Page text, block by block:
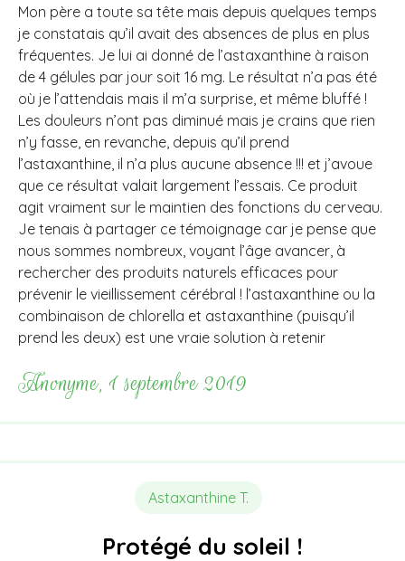
Mon père a toute sa tête mais depuis quelques temps
je constatais qu’il avait des absences de plus en plus
fréquentes. Je lui ai donné de l’astaxanthine à raison
de 4 gélules par jour soit 16 mg. Le résultat n’a pas été
où je l’attendais mais il m’a surprise, et même bluffé !
Les douleurs n’ont pas diminué mais je crains que rien
n’y fasse, en revanche, depuis qu’il prend
l’astaxanthine, il n’a plus aucune absence !!! et j’avoue
que ce résultat valait largement l’essais. Ce produit
agit vraiment sur le maintien des fonctions du cerveau.
Je tenais à partager ce témoignage car je pense que
nous sommes nombreux, voyant l’âge avancer, à
rechercher des produits naturels efficaces pour
prévenir le vieillissement cérébral ! l’astaxanthine ou la
combinaison de chlorella et astaxanthine (puisqu’il
prend les deux) est une vraie solution à retenir
Anonyme, 1 septembre 2019
Astaxanthine T.
Protégé du soleil !